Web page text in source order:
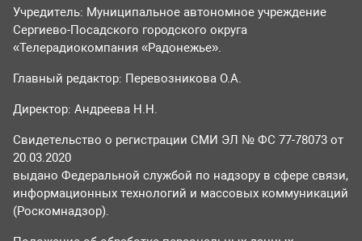
Учредитель: Муниципальное автономное учреждение
Сергиево-Посадского городского округа
«Телерадиокомпания «Радонежье».
Главный редактор: Перевозникова О.А.
Директор: Андреева Н.Н.
Свидетельство о регистрации СМИ ЭЛ № ФС 77-78073 от
20.03.2020
выдано Федеральной службой по надзору в сфере связи,
информационных технологий и массовых коммуникаций
(Роскомнадзор).